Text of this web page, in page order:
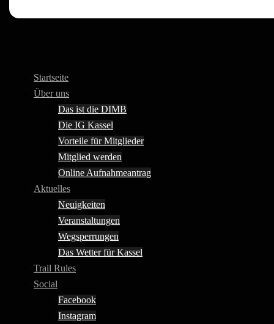
Startseite
Über uns
Das ist die DIMB
Die IG Kassel
Vorteile für Mitglieder
Mitglied werden
Online Aufnahmeantrag
Aktuelles
Neuigkeiten
Veranstaltungen
Wegsperrungen
Das Wetter für Kassel
Trail Rules
Social
Facebook
Instagram